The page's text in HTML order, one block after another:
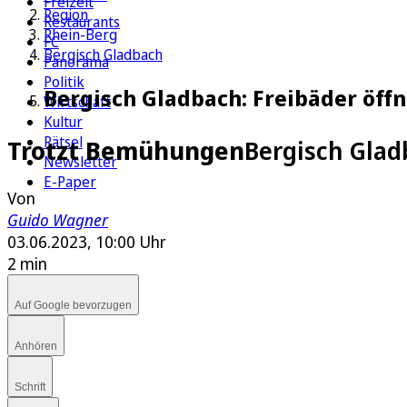
Restaurants
FC
Panorama
Politik
Wirtschaft
Kultur
Rätsel
Newsletter
E-Paper
Region
Rhein-Berg
Bergisch Gladbach
Bergisch Gladbach: Freibäder
Trotzt BemühungenBergisch
Von
Guido Wagner
03.06.2023, 10:00 Uhr
2 min
Auf Google bevorzugen
Anhören
Schrift